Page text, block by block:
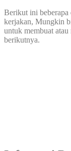
Berikut ini beberapa
kerjakan, Mungkin
untuk membuat
berikutnya.